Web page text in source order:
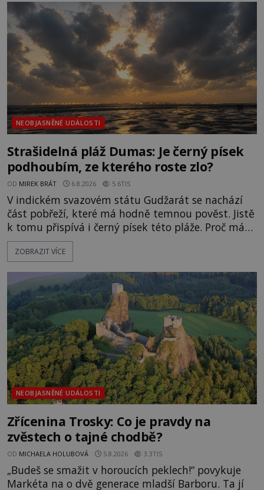
jen o nějaký optický klam, nebo se zde skutečně
právě vznáší mimozemská loď
NEOBJASNĚNÉ UDÁLOSTI
Strašidelná pláž Dumas: Je černý písek
podhoubím, ze kterého roste zlo?
OD MIREK BRÁT 6.8.2026 5.6TIS
V indickém svazovém státu Gudžarát se nachází
část pobřeží, které má hodně temnou pověst. Jistě
k tomu přispívá i černý písek této pláže. Proč má
pláž takové netypické zbarvení? Nakolik jsou
pravdivé historky, že zde došlo k nevysvětlitelným
následovat. Vstupujeme na pláž Dumas ve městě
Surat. Gu
ZOBRAZIT VÍCE
NEOBJASNĚNÉ UDÁLOSTI
Zřícenina Trosky: Co je pravdy na
zvěstech o tajné chodbě?
OD MICHAELA HOLUBOVÁ 5.8.2026 3.3TIS
„Budeš se smažit v horoucích peklech!“ povykuje
Markéta na o dvě generace mladší Barboru. Ta jí